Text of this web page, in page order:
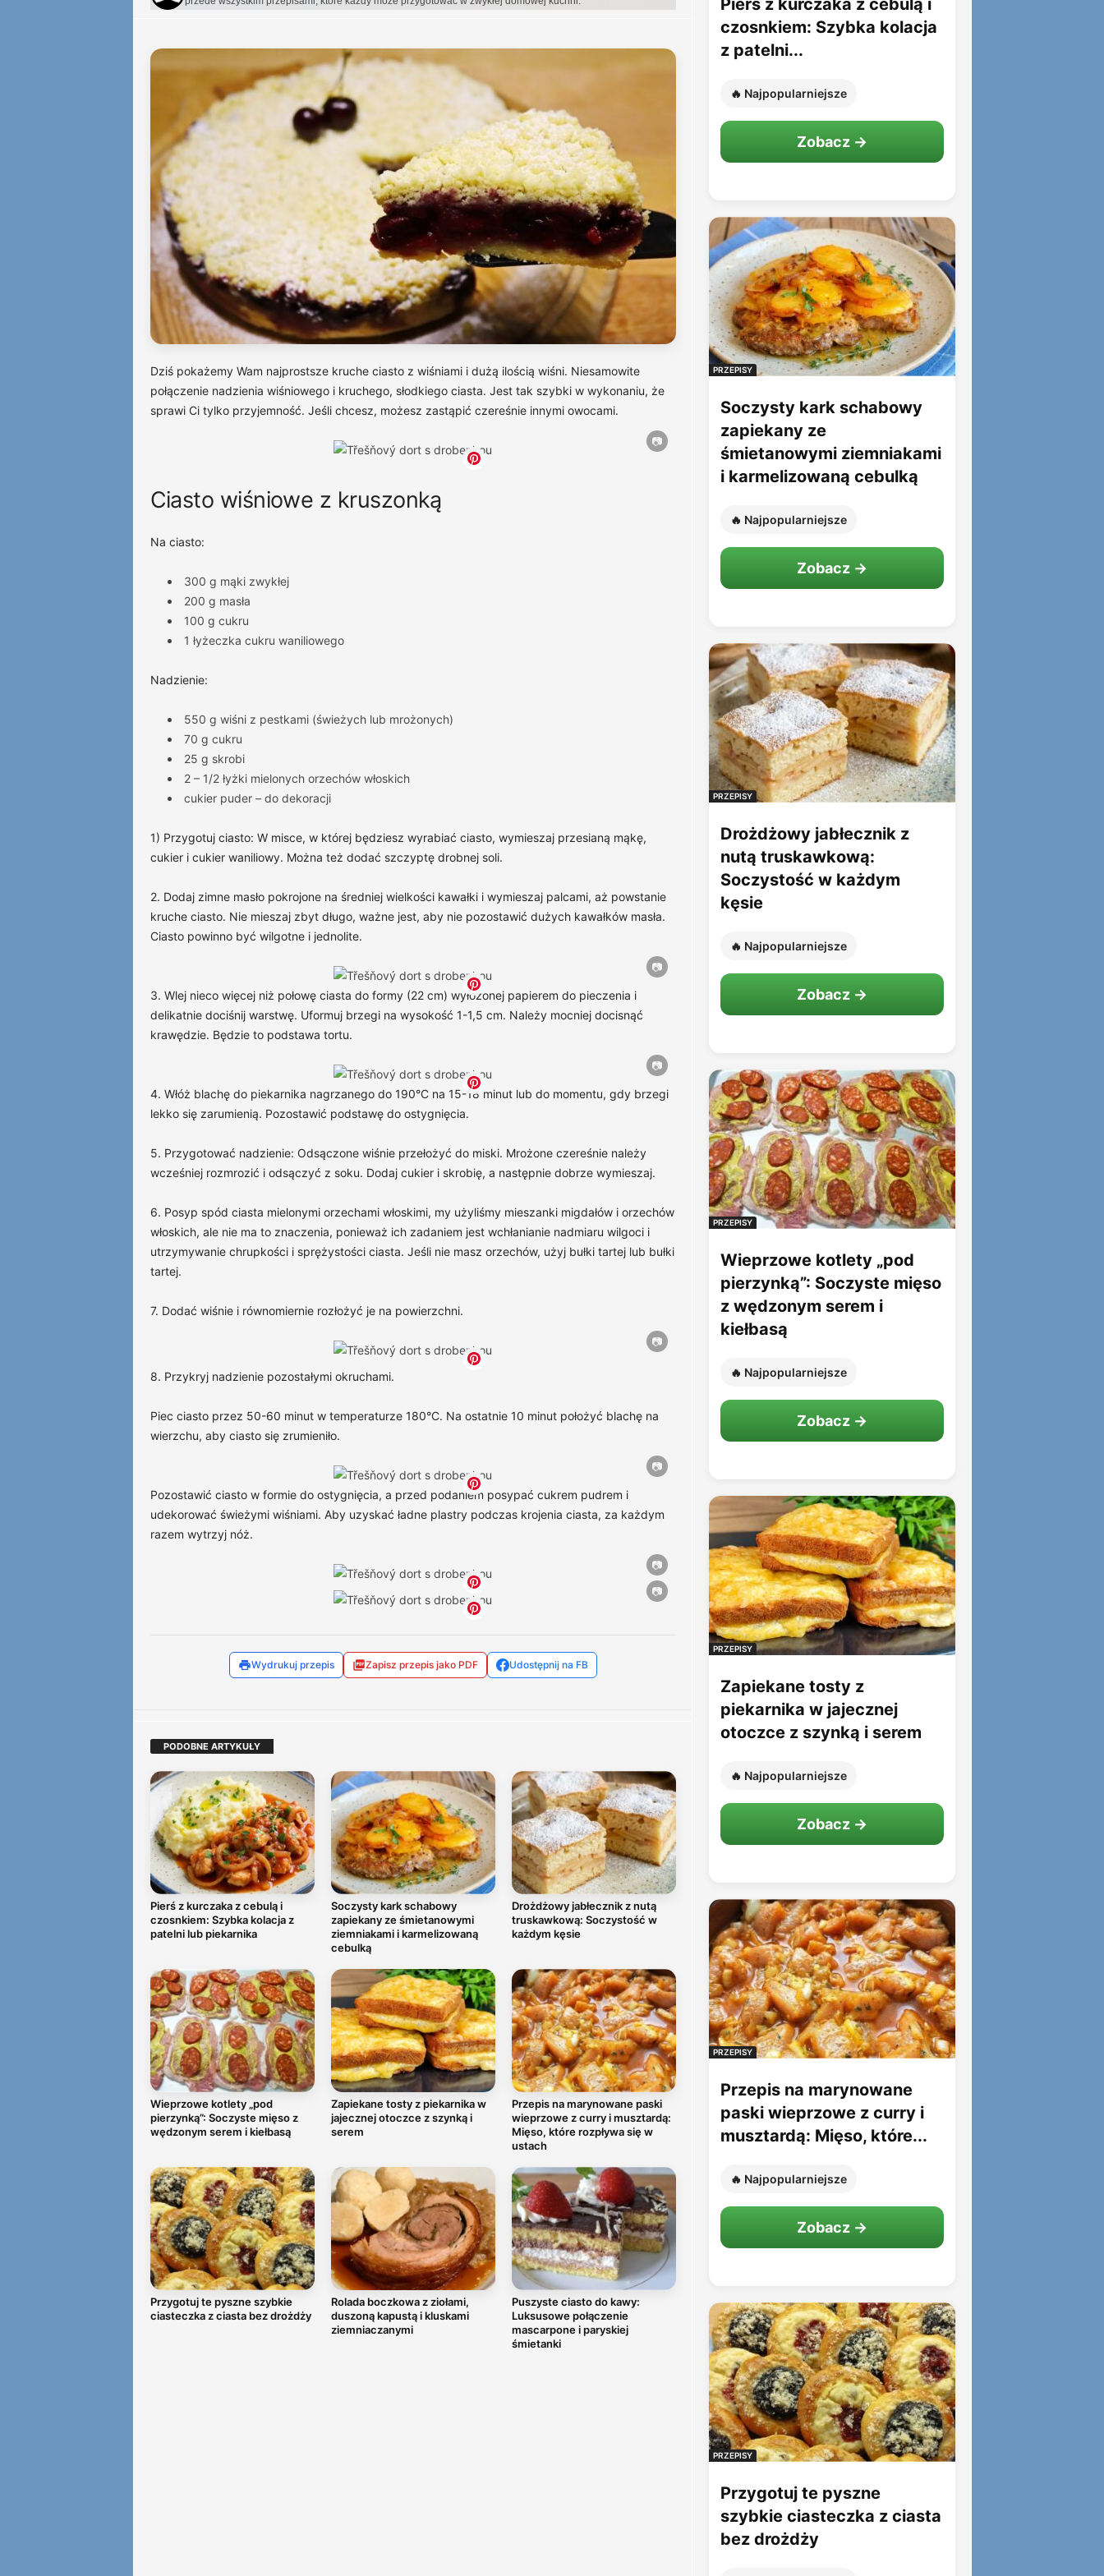
Dziś pokażemy Wam najprostsze kruche ciasto z wiśniami i dużą ilością wiśni. Niesamowite
połączenie nadzienia wiśniowego i kruchego, słodkiego ciasta. Jest tak szybki w wykonaniu, że
sprawi Ci tylko przyjemność. Jeśli chcesz, możesz zastąpić czereśnie innymi owocami.
Ciasto wiśniowe z kruszonką
Na ciasto:
300 g mąki zwykłej
200 g masła
100 g cukru
1 łyżeczka cukru waniliowego
Nadzienie:
550 g wiśni z pestkami (świeżych lub mrożonych)
70 g cukru
25 g skrobi
2 – 1/2 łyżki mielonych orzechów włoskich
cukier puder – do dekoracji
1) Przygotuj ciasto: W misce, w której będziesz wyrabiać ciasto, wymieszaj przesianą mąkę,
cukier i cukier waniliowy. Można też dodać szczyptę drobnej soli.
2. Dodaj zimne masło pokrojone na średniej wielkości kawałki i wymieszaj palcami, aż powstanie
kruche ciasto. Nie mieszaj zbyt długo, ważne jest, aby nie pozostawić dużych kawałków masła.
Ciasto powinno być wilgotne i jednolite.
3. Wlej nieco więcej niż połowę ciasta do formy (22 cm) wyłożonej papierem do pieczenia i
delikatnie dociśnij warstwę. Uformuj brzegi na wysokość 1-1,5 cm. Należy mocniej docisnąć
krawędzie. Będzie to podstawa tortu.
4. Włóż blachę do piekarnika nagrzanego do 190°C na 15-18 minut lub do momentu, gdy brzegi
lekko się zarumienią. Pozostawić podstawę do ostygnięcia.
5. Przygotować nadzienie: Odsączone wiśnie przełożyć do miski. Mrożone czereśnie należy
wcześniej rozmrozić i odsączyć z soku. Dodaj cukier i skrobię, a następnie dobrze wymieszaj.
6. Posyp spód ciasta mielonymi orzechami włoskimi, my użyliśmy mieszanki migdałów i orzechów
włoskich, ale nie ma to znaczenia, ponieważ ich zadaniem jest wchłanianie nadmiaru wilgoci i
utrzymywanie chrupkości i sprężystości ciasta. Jeśli nie masz orzechów, użyj bułki tartej lub bułki
tartej.
7. Dodać wiśnie i równomiernie rozłożyć je na powierzchni.
8. Przykryj nadzienie pozostałymi okruchami.
Piec ciasto przez 50-60 minut w temperaturze 180°C. Na ostatnie 10 minut położyć blachę na
wierzchu, aby ciasto się zrumieniło.
Pozostawić ciasto w formie do ostygnięcia, a przed podaniem posypać cukrem pudrem i
udekorować świeżymi wiśniami. Aby uzyskać ładne plastry podczas krojenia ciasta, za każdym
razem wytrzyj nóż.
Wydrukuj przepis Zapisz przepis jako PDF Udostępnij na FB
PODOBNE ARTYKUŁY
Pierś z kurczaka z cebulą i
czosnkiem: Szybka kolacja z
patelni lub piekarnika
Soczysty kark schabowy
zapiekany ze śmietanowymi
ziemniakami i karmelizowaną
cebulką
Drożdżowy jabłecznik z nutą
truskawkową: Soczystość w
każdym kęsie
Wieprzowe kotlety „pod
pierzynką”: Soczyste mięso z
wędzonym serem i kiełbasą
Zapiekane tosty z piekarnika w
jajecznej otoczce z szynką i
serem
Przepis na marynowane paski
wieprzowe z curry i musztardą:
Mięso, które rozpływa się w
ustach
Przygotuj te pyszne szybkie
ciasteczka z ciasta bez drożdży
Rolada boczkowa z ziołami,
duszoną kapustą i kluskami
ziemniaczanymi
Puszyste ciasto do kawy:
Luksusowe połączenie
mascarpone i paryskiej
śmietanki
Pierś z kurczaka z cebulą i
czosnkiem: Szybka kolacja
z patelni...
🔥 Najpopularniejsze
Zobacz →
PRZEPISY
Soczysty kark schabowy
zapiekany ze
śmietanowymi ziemniakami
i karmelizowaną cebulką
🔥 Najpopularniejsze
Zobacz →
PRZEPISY
Drożdżowy jabłecznik z
nutą truskawkową:
Soczystość w każdym
kęsie
🔥 Najpopularniejsze
Zobacz →
PRZEPISY
Wieprzowe kotlety „pod
pierzynką”: Soczyste mięso
z wędzonym serem i
kiełbasą
🔥 Najpopularniejsze
Zobacz →
PRZEPISY
Zapiekane tosty z
piekarnika w jajecznej
otoczce z szynką i serem
🔥 Najpopularniejsze
Zobacz →
PRZEPISY
Przepis na marynowane
paski wieprzowe z curry i
musztardą: Mięso, które...
🔥 Najpopularniejsze
Zobacz →
PRZEPISY
Przygotuj te pyszne
szybkie ciasteczka z ciasta
bez drożdży